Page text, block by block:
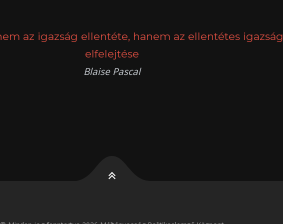
az igazság ellentéte, hanem az ellentétes igazság
elfelejtése
Blaise Pascal